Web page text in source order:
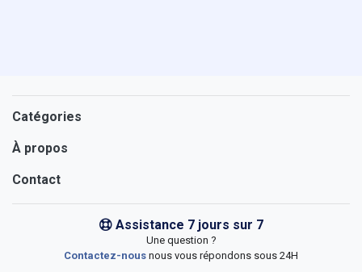
Catégories
À propos
Contact
Assistance 7 jours sur 7
Une question ?
Contactez-nous nous vous répondons sous 24H